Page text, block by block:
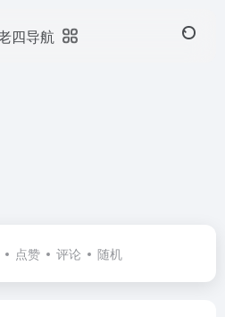
点赞 评论 随机